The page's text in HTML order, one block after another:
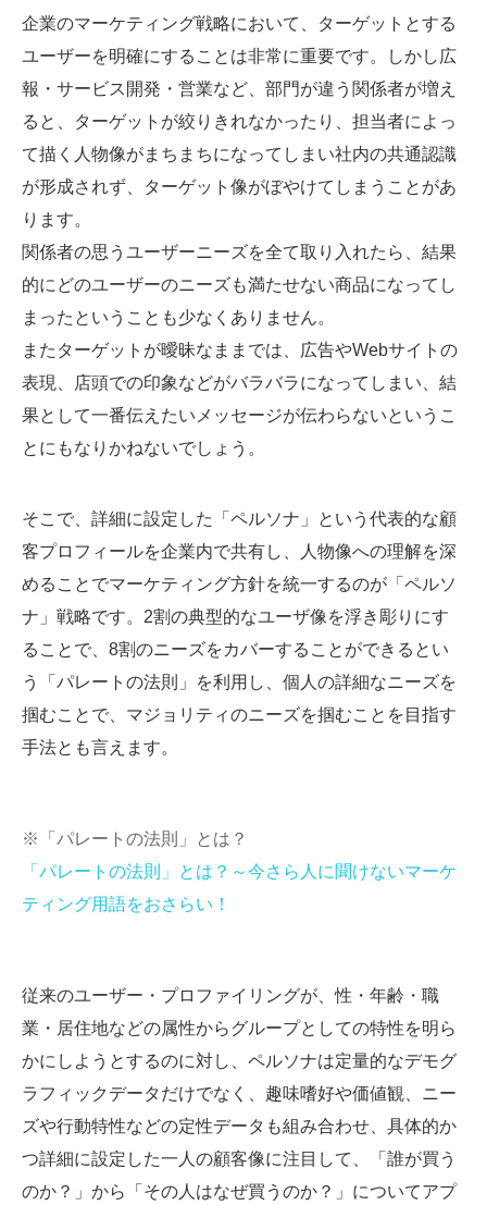
企業のマーケティング戦略において、ターゲットとする
ユーザーを明確にすることは非常に重要です。しかし広
報・サービス開発・営業など、部門が違う関係者が増え
ると、ターゲットが絞りきれなかったり、担当者によっ
て描く人物像がまちまちになってしまい社内の共通認識
が形成されず、ターゲット像がぼやけてしまうことがあ
ります。
関係者の思うユーザーニーズを全て取り入れたら、結果
的にどのユーザーのニーズも満たせない商品になってし
まったということも少なくありません。
またターゲットが曖昧なままでは、広告やWebサイトの
表現、店頭での印象などがバラバラになってしまい、結
果として一番伝えたいメッセージが伝わらないというこ
とにもなりかねないでしょう。
そこで、詳細に設定した「ペルソナ」という代表的な顧
客プロフィールを企業内で共有し、人物像への理解を深
めることでマーケティング方針を統一するのが「ペルソ
ナ」戦略です。2割の典型的なユーザ像を浮き彫りにす
ることで、8割のニーズをカバーすることができるとい
う「パレートの法則」を利用し、個人の詳細なニーズを
掴むことで、マジョリティのニーズを掴むことを目指す
手法とも言えます。
※「パレートの法則」とは？
「パレートの法則」とは？～今さら人に聞けないマーケ
ティング用語をおさらい！
従来のユーザー・プロファイリングが、性・年齢・職
業・居住地などの属性からグループとしての特性を明ら
かにしようとするのに対し、ペルソナは定量的なデモグ
ラフィックデータだけでなく、趣味嗜好や価値観、ニー
ズや行動特性などの定性データも組み合わせ、具体的か
つ詳細に設定した一人の顧客像に注目して、「誰が買う
のか？」から「その人はなぜ買うのか？」についてアプ